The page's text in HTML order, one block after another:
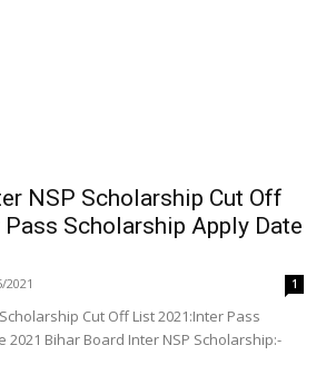
NSP Scholarship Cut Off
Scholarship Apply Date
2021 1
Cut Off List 2021:Inter Pass
2021 Bihar Board Inter NSP Scholarship:-